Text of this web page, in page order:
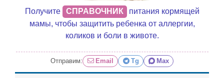
Получите СПРАВОЧНИК
питания кормящей
мамы, чтобы защитить ребенка от аллергии,
коликов и боли в животе.
Отправим: Email Tg Max